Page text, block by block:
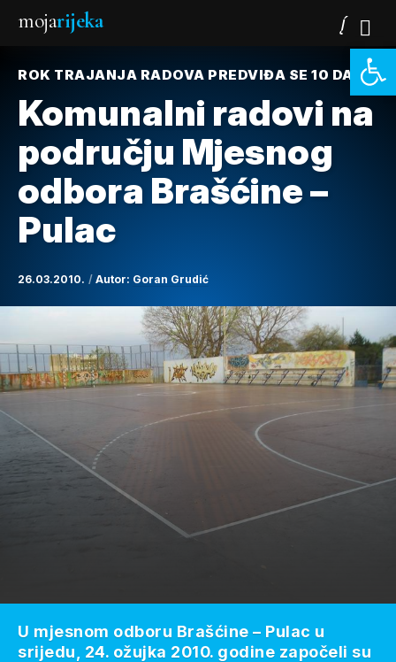
mojarijeka
ROK TRAJANJA RADOVA PREDVIĐA SE 10 DANA
Komunalni radovi na
području Mjesnog
odbora Brašćine –
Pulac
26.03.2010. Autor: Goran Grudić
U mjesnom odboru Brašćine – Pulac u
srijedu, 24. ožujka 2010. godine započeli su